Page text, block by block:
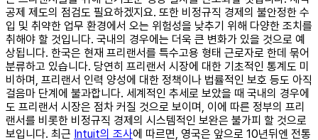
공제 제도의 점검도 필요하겠지요. 또한 비정규직 경제의 불안정한 수
입 및 취약한 업무 환경에서 오는 위험성을 낮추기 위해 다양한 조치를
취해야 할 것입니다. 국내의 경우에는 더욱 큰 변화가 있을 것으로 예
상됩니다. 한국은 현재 프리랜서를 특수고용 형태 근로자로 한데 묶어
분류하고 있습니다. 당연히 프리랜서 시장에 대한 기초적인 통계도 미
비하며, 프리랜서 인력 양성에 대한 정책이나 법률적인 보호 등도 아직
걸음마 단계에 불과합니다. 세계적인 추세로 보았을 때 국내의 경우에
도 프리랜서 시장은 점차 커질 것으로 보이며, 이에 따른 정부의 프리
랜서를 비롯한 비정규직 경제의 시스템적인 보완은 불가피 할 것으로
보입니다. 최근 Intuit의 조사에 따르면, 영국은 앞으로 10년뒤엔 전통